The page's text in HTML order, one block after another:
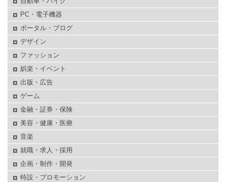
PC・電子機器
ポータル・ブログ
デザイン
ファッション
娯楽・イベント
出版・広告
ゲーム
金融・証券・保険
美容・健康・医療
音楽
就職・求人・採用
企画・制作・開発
特設・プロモーション